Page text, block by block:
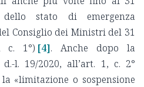
stato di emergenza
Consiglio dei Ministri del 31
c. 1°) [4]. Anche dopo la
l. 19/2020, all’art. 1, c. 2°
«limitazione o sospensione